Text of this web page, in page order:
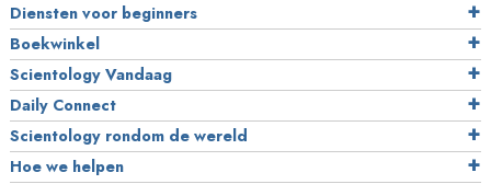
Diensten voor beginners
Boekwinkel
Scientology Vandaag
Daily Connect
Scientology rondom de wereld
Hoe we helpen